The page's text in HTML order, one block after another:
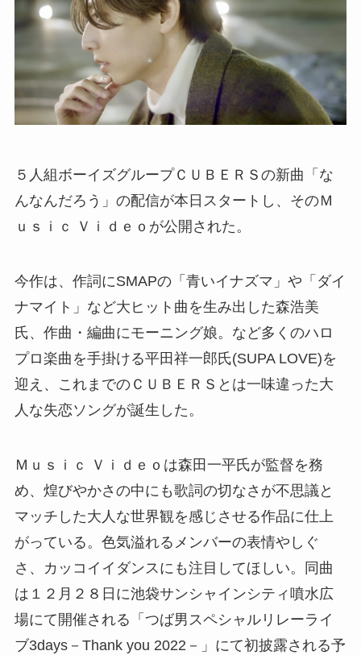
５人組ボーイズグループＣＵＢＥＲＳの新曲「な
んなんだろう」の配信が本日スタートし、そのＭ
ｕｓｉｃ Ｖｉｄｅｏが公開された。
今作は、作詞にSMAPの「青いイナズマ」や「ダイ
ナマイト」など大ヒット曲を生み出した森浩美
氏、作曲・編曲にモーニング娘。など多くのハロ
プロ楽曲を手掛ける平田祥一郎氏(SUPA LOVE)を
迎え、これまでのＣＵＢＥＲＳとは一味違った大
人な失恋ソングが誕生した。
Ｍｕｓｉｃ Ｖｉｄｅｏは森田一平氏が監督を務
め、煌びやかさの中にも歌詞の切なさが不思議と
マッチした大人な世界観を感じさせる作品に仕上
がっている。色気溢れるメンバーの表情やしぐ
さ、カッコイイダンスにも注目してほしい。同曲
は１２月２８日に池袋サンシャインシティ噴水広
場にて開催される「つば男スペシャルリレーライ
ブ3days－Thank you 2022－」にて初披露される予